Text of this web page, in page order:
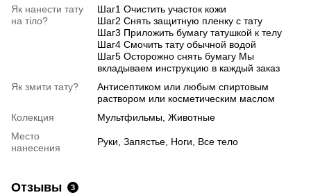
Як нанести тату
на тіло?
Шаг1 Очистить участок кожи
Шаг2 Снять защитную пленку с тату
Шаг3 Приложить бумагу татушкой к телу
Шаг4 Смочить тату обычной водой
Шаг5 Осторожно снять бумагу Мы
вкладываем инструкцию в каждый заказ
Як змити тату?
Антисептиком или любым спиртовым
раствором или косметическим маслом
Колекция
Мультфильмы, Животные
Место
нанесения
Руки, Запястье, Ноги, Все тело
Отзывы 3